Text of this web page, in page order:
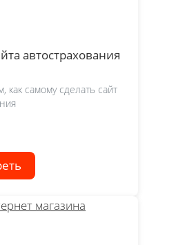
автострахования
как самому сделать сайт